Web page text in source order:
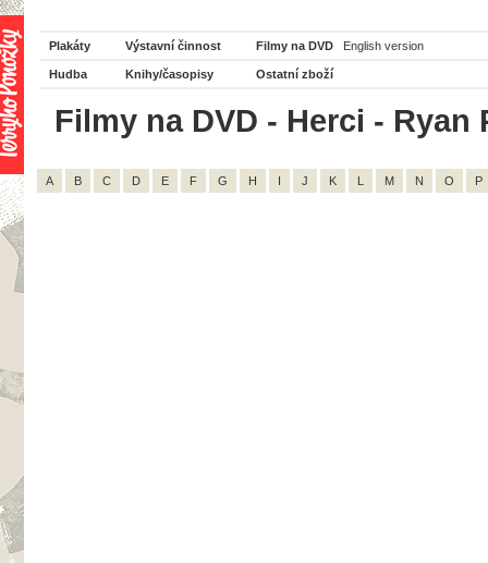
Plakáty Výstavní činnost Filmy na DVD English version
Hudba Knihy/časopisy Ostatní zboží
Filmy na DVD - Herci -
A B C D E F G H I J K L M N O P